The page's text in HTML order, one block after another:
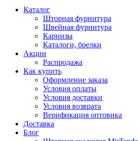
Каталог
Шторная фурнитура
Швейная фурнитура
Карнизы
Каталоги, брелки
Акции
Распродажа
Как купить
Оформление заказа
Условия оплаты
Условия доставки
Условия возврата
Верификация оптовика
Доставка
Блог